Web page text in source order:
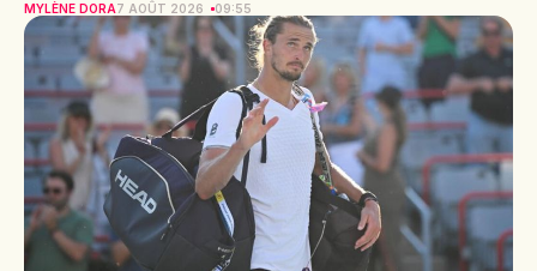
MYLÈNE DORA7 AOÛT 2026 09:55